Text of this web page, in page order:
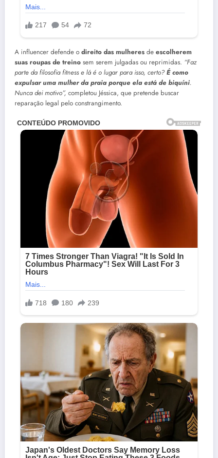
A influencer defende o direito das mulheres de escolherem
suas roupas de treino sem serem julgadas ou reprimidas. “Faz
parte da filosofia fitness e lá é o lugar para isso, certo?É como
expulsar uma mulher da praia porque ela está de biquíni.
Nunca dei motivo”, completou Jéssica, que pretende buscar
reparação legal pelo constrangimento.